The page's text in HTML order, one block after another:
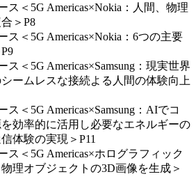
ス＜5G Americas×Nokia：人間、物理
＞P8
ス＜5G Americas×Nokia：6つの主要
ス＜5G Americas×Samsung：現実世界
ームレスな接続よる人間の体験向上
ス＜5G Americas×Samsung：AIでコ
効率的に活用し必要なエネルギーの
体験の実現＞P11
ス＜5G Americas×ホログラフィック
理オブジェクトの3D画像を生成＞